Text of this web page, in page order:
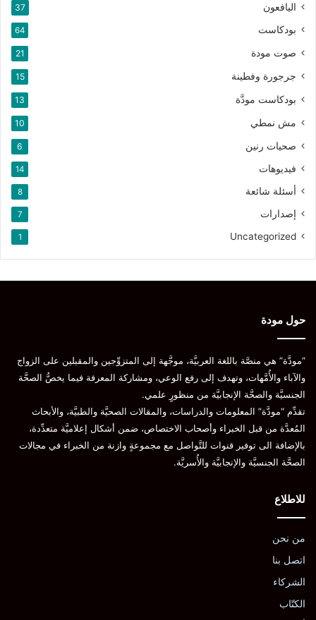
اليافعون 37
بودكاست 64
صوت مودة 21
جرجورة وفطينة 15
بودكاست مودَّة 13
مش نمطي 10
صحيات رنين 6
فيديوهات 14
أسئلة شائعة 8
إصدارات 7
Uncategorized
1
حول مودة
“مودَّة” هي منصَّة باللغة العربيَّة، موجَّهة إلى المتزوِّجين والمقبلين على الزواج
والآباء والأُمَّهات، وتهدف إلى رفع الوعي، ومشاركة المعرفة فيما يخصُّ الصحَّة
الجنسيَّة والصحَّة الإنجابيَّة من منظورٍ علمي.
تقدِّم “مودَّة” المعلومات والدراسات، والمقالات الصحيَّة والطبيَّة، والأبحاث
المُعدَّة من قبل الخبراء وأصحاب الاختصاص، ضمن أشكال إعلاميَّة متعدِّدة،
بالإضافة الى توفير قنوات للتَّواصل مع مجموعةٍ وازنة من الخبراء في مجالات
الصحَّة الجنسيَّة والإنجابيَّة والأُسريَّة.
للاطلاع
من نحن
اتصل بنا
الشركاء
الكتّاب